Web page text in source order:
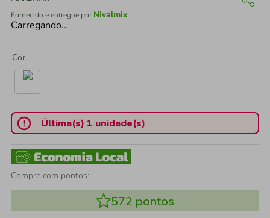
Fornecido e entregue por Nivalmix
Carregando…
Cor
Última(s) 1 unidade(s)
Compre com pontos:
572 pontos